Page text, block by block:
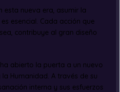
esta nueva era, asumir la
esencial. Cada acción que
contribuye al gran diseño
abierto la puerta a un nuevo
Humanidad. A través de su
interna y sus esfuerzos